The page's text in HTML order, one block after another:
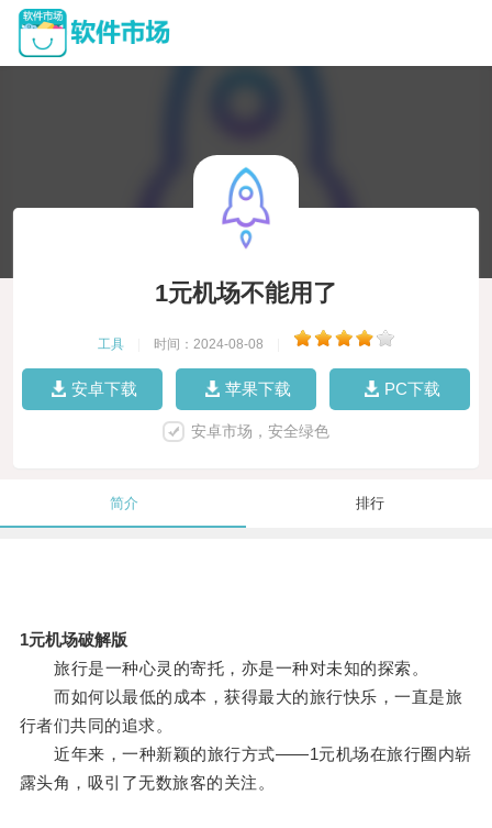
1元机场不能用了
工具 时间：2024-08-08
安卓下载 苹果下载 PC下载
安卓市场，安全绿色
简介 排行
1元机场破解版
旅行是一种心灵的寄托，亦是一种对未知的探索。
而如何以最低的成本，获得最大的旅行快乐，一直是旅
行者们共同的追求。
近年来，一种新颖的旅行方式——1元机场在旅行圈内崭
露头角，吸引了无数旅客的关注。